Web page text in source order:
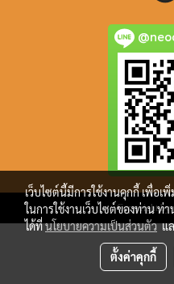
Copy right by
เว็บไซต์นี้มีการใช้งานคุกกี้ เพื่อ
ในการใช้งานเว็บไซต์ของท่าน ท่
ได้ที่นโยบายความเป็นส่วนตัวแ
ตั้งค่าคุกกี้